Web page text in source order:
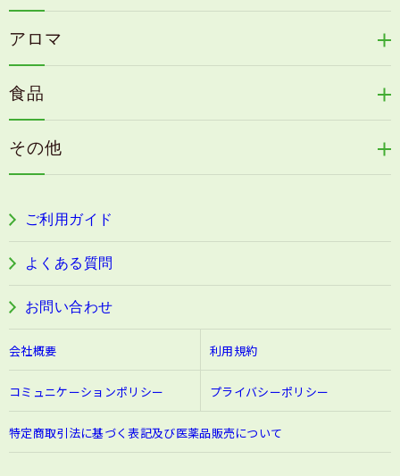
リリィジュミスト
リリィジュサプリ
毛歓
ヘアケアその他
天の葉健康緑茶
カイアポシリーズ
速感伝統香醋
古家のにんにく
目の疲労感・首肩に感じる負担緩和サプリ
阿波晩茶
うる肌箋
フェミールホワイトNKB
アロマ
浦上式アロマシリーズ
色彩マスク
食品
その他
ご利用ガイド
よくある質問
お問い合わせ
会社概要 利用規約
コミュニケーションポリシー プライバシーポリシー
特定商取引法に基づく表記及び医薬品販売について